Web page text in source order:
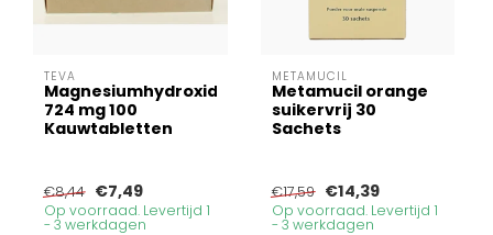
TEVA
Magnesiumhydroxide
724 mg 100
Kauwtabletten
€8,44 €7,49
Op voorraad. Levertijd 1
- 3 werkdagen
METAMUCIL
Metamucil orange
suikervrij 30
Sachets
€17,59 €14,39
Op voorraad. Levertijd 1
- 3 werkdagen